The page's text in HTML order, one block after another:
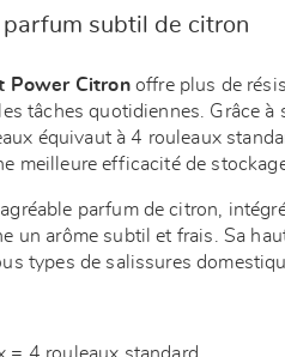
subtil de citron
Power Citronoffre plus de
tâches quotidiennes. Grâce à
équivaut à 4 rouleaux
meilleure efficacité de
parfum de citron,
un arôme subtil et frais. Sa
types de salissures